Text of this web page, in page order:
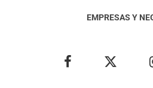
EMPRESAS Y